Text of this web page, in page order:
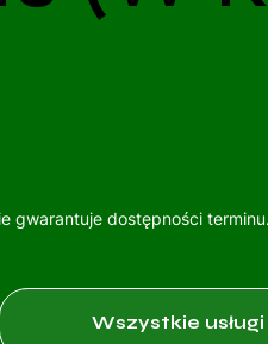
gwarantuje dostępności terminu.
Wszystkie usługi